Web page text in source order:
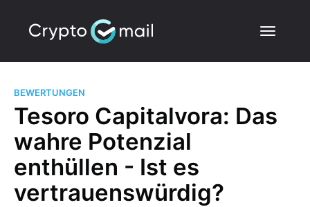
BEWERTUNGEN
Tesoro Capitalvora: Das
wahre Potenzial
enthüllen - Ist es
vertrauenswürdig?